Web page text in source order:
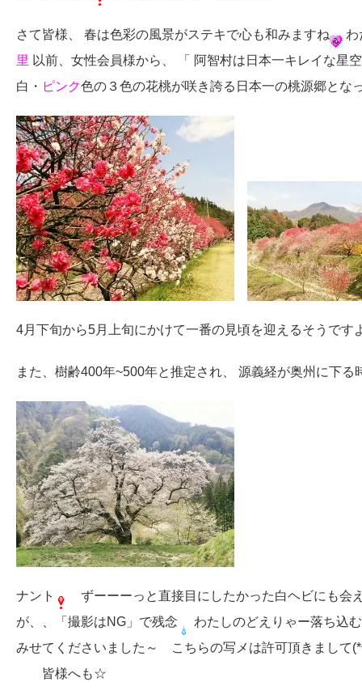
さて皆様、 春は色彩の風景がステキで心も和みますね
里 以前、女性会員様から、 「 阿智村は日本一キレイな星空
白・ ピンク色の３色の花桃が咲き誇る日本一の桃源郷とな
4月下旬から5月上旬にかけて一番の見頃を迎えるそうです
また、樹齢400年~500年と推定され、 源義経が奥州に下
ナント
ずーーーっと直接目にしたかった白ヘビにも会
が、、「撮影はNG」で残念
わたしのどえりゃー落ち込
みせてくださいました～ こちらの写メは許可頂きまして
皆様へも☆